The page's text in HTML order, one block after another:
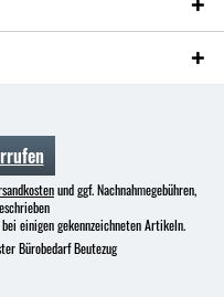
und ggf. Nachnahmegebühren,
einigen gekennzeichneten Artikeln.
Bürobedarf Beutezug